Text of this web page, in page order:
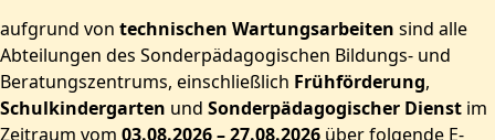
aufgrund von technischen Wartungsarbeiten sind alle
Abteilungen des Sonderpädagogischen Bildungs- und
Beratungszentrums, einschließlich Frühförderung,
Schulkindergarten und Sonderpädagogischer Dienst im
Zeitraum vom 03.08.2026 – 27.08.2026 über folgende E-